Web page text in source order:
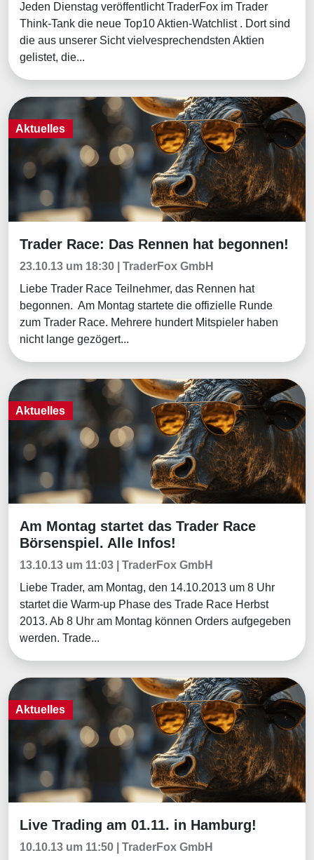
Jeden Dienstag veröffentlicht TraderFox im Trader
Think-Tank die neue Top10 Aktien-Watchlist . Dort sind
die aus unserer Sicht vielvesprechendsten Aktien
gelistet, die...
Aktuelles
Aktuelles
Trader Race: Das Rennen hat begonnen!
23.10.13 um 18:30 | TraderFox GmbH
Liebe Trader Race Teilnehmer, das Rennen hat
begonnen. Am Montag startete die offizielle Runde
zum Trader Race. Mehrere hundert Mitspieler haben
nicht lange gezögert...
Aktuelles
Aktuelles
Am Montag startet das Trader Race
Börsenspiel. Alle Infos!
13.10.13 um 11:03 | TraderFox GmbH
Liebe Trader, am Montag, den 14.10.2013 um 8 Uhr
startet die Warm-up Phase des Trade Race Herbst
2013. Ab 8 Uhr am Montag können Orders aufgegeben
werden. Trade...
Aktuelles
Aktuelles
Live Trading am 01.11. in Hamburg!
10.10.13 um 11:50 | TraderFox GmbH